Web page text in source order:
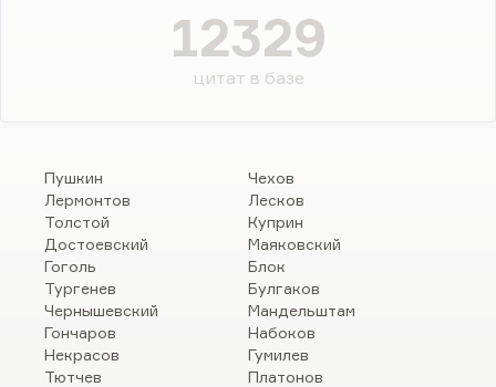
12329
цитат в базе
Пушкин
Лермонтов
Толстой
Достоевский
Гоголь
Тургенев
Чернышевский
Гончаров
Некрасов
Тютчев
Чехов
Лесков
Куприн
Маяковский
Блок
Булгаков
Мандельштам
Набоков
Гумилев
Платонов